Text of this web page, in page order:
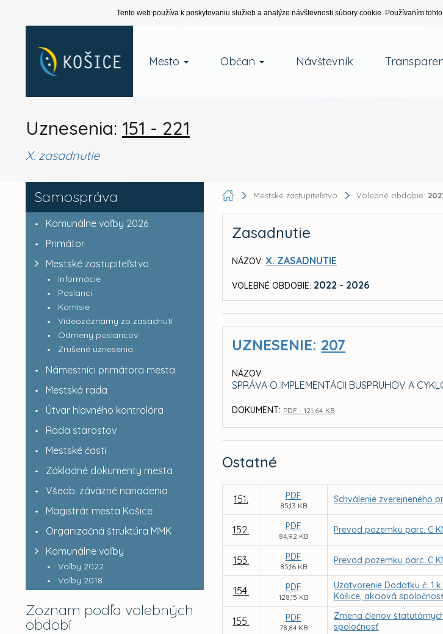
Tento web používa k poskytovaniu služieb a analýze návštevnosti súbory cookie. Používaním
Mesto Občan Návštevník
Uznesenia: 151 - 221
X. zasadnutie
Samospráva
Komunálne voľby 2026
Primátor
Mestské zastupiteľstvo
Informácie
Poslanci
Komisie
Videozáznamy zo zasadnutí
Odmeny poslancov
Zrušené uznesenia
Námestníci primátora mesta
Mestská rada
Útvar hlavného kontrolóra
Rada starostov
Mestské časti
Základné dokumenty mesta
Všeob. záväzné nariadenia
Magistrát mesta Košice
Organizačná štruktúra MMK
Komunálne voľby
Voľby 2022
Voľby 2018
Zoznam podľa volebných
období
Mestské zastupiteľstvo Volebné obdobie:
Zasadnutie
NÁZOV: X. ZASADNUTIE
VOLEBNÉ OBDOBIE: 2022 - 2026
UZNESENIE: 207
NÁZOV:
SPRÁVA O IMPLEMENTÁCII BUSPRUHOV A
DOKUMENT: PDF - 121,64 KB
Ostatné
151. PDF
85,13 KB
Schválenie zverejneného
152. PDF
84,92 KB
Prevod pozemku parc. C
153. PDF
85,16 KB
Prevod pozemku parc. C
154. PDF
128,15 KB
Uzatvorenie Dodatku č. 1
Košice, akciová
155. PDF
78,84 KB
Zmena členov
spoločnosť